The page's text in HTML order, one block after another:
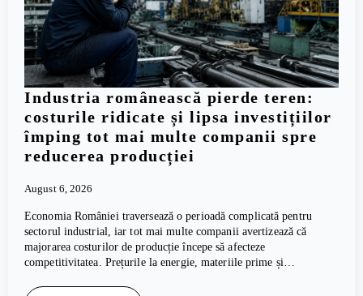
Industria românească pierde teren:
costurile ridicate și lipsa investițiilor
împing tot mai multe companii spre
reducerea producției
August 6, 2026
Economia României traversează o perioadă complicată pentru
sectorul industrial, iar tot mai multe companii avertizează că
majorarea costurilor de producție începe să afecteze
competitivitatea. Prețurile la energie, materiile prime și…